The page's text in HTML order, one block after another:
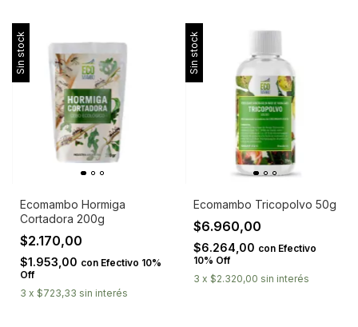
Sin stock
Ecomambo Hormiga
Cortadora 200g
$2.170,00
$1.953,00 con Efectivo 10%
Off
3 x $723,33 sin interés
Sin stock
Ecomambo Tricopolvo 50g
$6.960,00
$6.264,00 con Efectivo
10% Off
3 x $2.320,00 sin interés